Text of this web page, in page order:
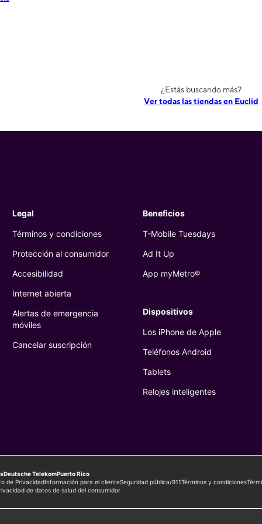
¿Estás buscando más?
Ver todas las tiendas en Euclid